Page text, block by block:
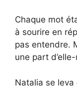
Chaque mot
à sourire en
pas entendre.
une part
Natalia se